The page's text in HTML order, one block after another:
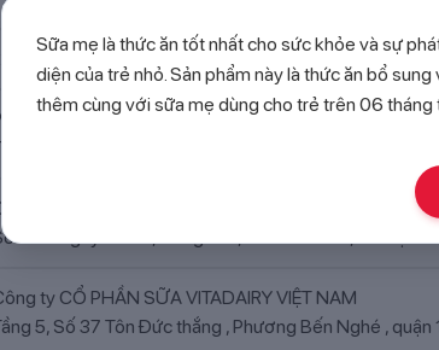
YIGAO IMPORT AND EXPORT TRADING
5, Số 37 Tôn Đức thắng , Phương Bến Nghé , quận 1
ty CỔ PHẦN SỮA VITADAIRY VIỆT NAM
368 Nguyễn Trãi, Trung Văn, Nam Từ Liêm, Hà Nội
ty CỔ PHẦN SỮA VITADAIRY VIỆT NAM
5, Số 37 Tôn Đức thắng , Phương Bến Nghé , quận
Sữa mẹ là thức ăn tốt nhất cho sức khỏe và sự
diện của trẻ nhỏ. Sản phẩm này là thức ăn bổ sung
thêm cùng với sữa mẹ dùng cho trẻ trên 06 tháng